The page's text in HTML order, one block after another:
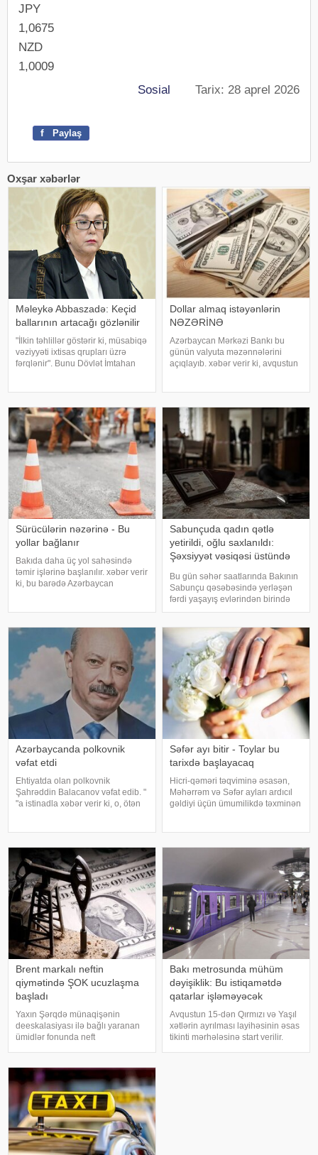
JPY
1,0675
NZD
1,0009
Sosial Tarix: 28 aprel 2026
f Paylaş
Oxşar xəbərlər
Məleykə Abbaszadə: Keçid
ballarının artacağı gözlənilir
"İlkin təhlillər göstərir ki, müsabiqə
vəziyyəti ixtisas qrupları üzrə
fərqlənir". Bunu Dövlət İmtahan
I ixtisas qrupu üzrə 60
Dollar almaq istəyənlərin
NƏZƏRİNƏ
Azərbaycan Mərkəzi Bankı bu
günün valyuta məzənnələrini
açıqlayıb. xəbər verir ki, avqustun
təşkil edib. Öz növbəsində,
Rusiyanın 10
Sürücülərin nəzərinə - Bu
yollar bağlanır
Bakıda daha üç yol sahəsində
təmir işlərinə başlanılır. xəbər verir
ki, bu barədə Azərbaycan
küçələrdə nəqliyyat vasitələrini
Sabunçuda qadın qətlə
yetirildi, oğlu saxlanıldı:
Şəxsiyyət vəsiqəsi üstündə
TƏFƏRRÜATI
Bu gün səhər saatlarında Bakının
Sabunçu qəsəbəsində yerləşən
fərdi yaşayış evlərindən birində
baş verən qətl hadisəsinin bəzi
istinadla xəbər verir ki, İddialara
görə, 54 yaşl
Azərbaycanda polkovnik
vəfat etdi
Ehtiyatda olan polkovnik
Şahrəddin Balacanov vəfat edib. "
"a istinadla xəbər verir ki, o, ötən
Ş.Balacanov 1992-ci ildən
Azərbayca
Səfər ayı bitir - Toylar bu
tarixdə başlayacaq
Hicri-qəməri təqviminə əsasən,
Məhərrəm və Səfər ayları ardıcıl
gəldiyi üçün ümumilikdə təxminən
edir və avqustun 13-14-d
Brent markalı neftin
qiymətində ŞOK ucuzlaşma
başladı
Yaxın Şərqdə münaqişənin
deeskalasiyası ilə bağlı yaranan
ümidlər fonunda neft
avqustun 4-ü səhər ticarətində
"Brent" markalı neftin oktyabr
fyuçersini
Bakı metrosunda mühüm
dəyişiklik: Bu istiqamətdə
qatarlar işləməyəcək
Avqustun 15-dən Qırmızı və Yaşıl
xətlərin ayrılması layihəsinin əsas
tikinti mərhələsinə start verilir.